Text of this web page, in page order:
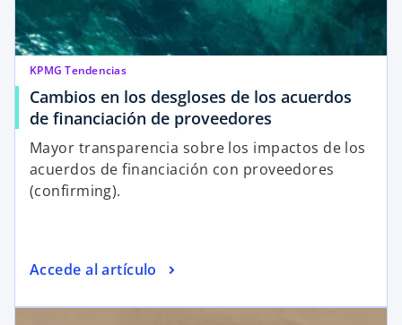
KPMG Tendencias
Cambios en los desgloses de los acuerdos
de financiación de proveedores
Mayor transparencia sobre los impactos de los
acuerdos de financiación con proveedores
(confirming).
Accede al artículo